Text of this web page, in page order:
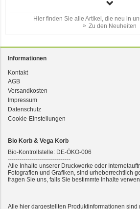
3er-SET Bio Sticks Soft (weiche
2er-SET Condimento Bianco,
Hier finden Sie alle Artikel, die neu in
Zu den Neuheiten
Informationen
Kontakt
AGB
Versandkosten
Impressum
Datenschutz
Cookie-Einstellungen
Bio Korb & Vega Korb
Bio-Kontrollstelle: DE-ÖKO-006
--------------------------------
Alle Inhalte unserer Druckwerke oder
Fotografien und Grafiken, sind urheberrechtlich
fragen Sie uns, falls Sie bestimmte Inhalte
Alle hier dargestellten Produktinformationen sind